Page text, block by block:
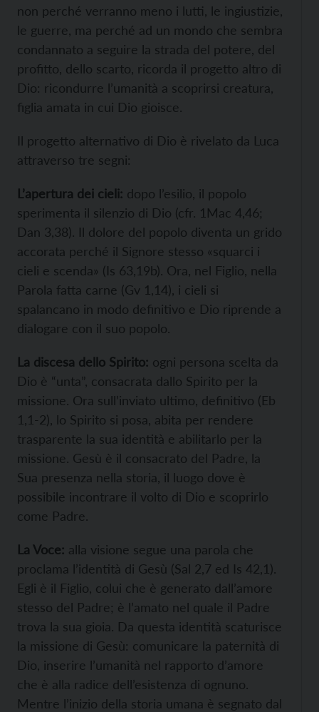
non perché verranno meno i lutti, le ingiustizie,
le guerre, ma perché ad un mondo che sembra
condannato a seguire la strada del potere, del
profitto, dello scarto, ricorda il progetto altro di
Dio: ricondurre l’umanità a scoprirsi creatura,
figlia amata in cui Dio gioisce.
Il progetto alternativo di Dio è rivelato da Luca
attraverso tre segni:
L’apertura dei cieli: dopo l’esilio, il popolo
sperimenta il silenzio di Dio (cfr. 1Mac 4,46;
Dan 3,38). Il dolore del popolo diventa un grido
accorata perché il Signore stesso «squarci i
cieli e scenda» (Is 63,19b). Ora, nel Figlio, nella
Parola fatta carne (Gv 1,14), i cieli si
spalancano in modo definitivo e Dio riprende a
dialogare con il suo popolo.
La discesa dello Spirito: ogni persona scelta da
Dio è “unta”, consacrata dallo Spirito per la
missione. Ora sull’inviato ultimo, definitivo (Eb
1,1-2), lo Spirito si posa, abita per rendere
trasparente la sua identità e abilitarlo per la
missione. Gesù è il consacrato del Padre, la
Sua presenza nella storia, il luogo dove è
possibile incontrare il volto di Dio e scoprirlo
come Padre.
La Voce: alla visione segue una parola che
proclama l’identità di Gesù (Sal 2,7 ed Is 42,1).
Egli è il Figlio, colui che è generato dall’amore
stesso del Padre; è l’amato nel quale il Padre
trova la sua gioia. Da questa identità scaturisce
la missione di Gesù: comunicare la paternità di
Dio, inserire l’umanità nel rapporto d’amore
che è alla radice dell’esistenza di ognuno.
Mentre l’inizio della storia umana è segnato dal